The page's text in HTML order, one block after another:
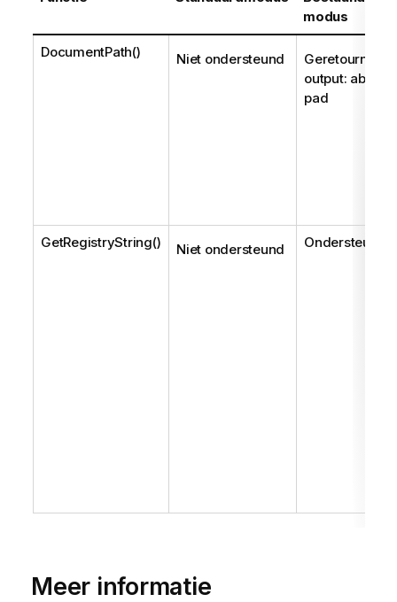
modus
DocumentPath() Niet ondersteund
output:
pad
GetRegistryString() Niet ondersteund Ondersteund
Meer informatie